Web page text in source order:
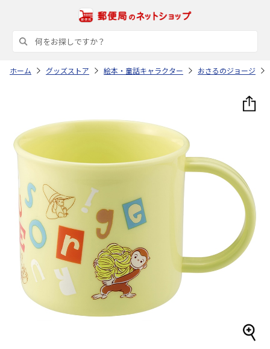
ホーム グッズストア 絵本・童話キャラクター おさるのジョージ